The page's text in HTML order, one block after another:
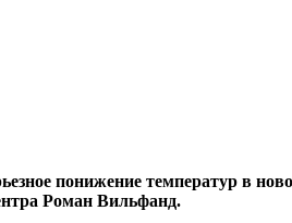
понижение температур в
Роман Вильфанд.